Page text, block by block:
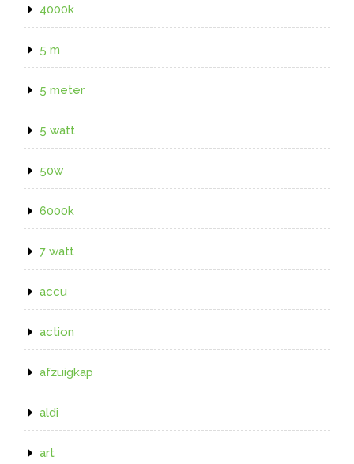
4000k
5 m
5 meter
5 watt
50w
6000k
7 watt
accu
action
afzuigkap
aldi
art